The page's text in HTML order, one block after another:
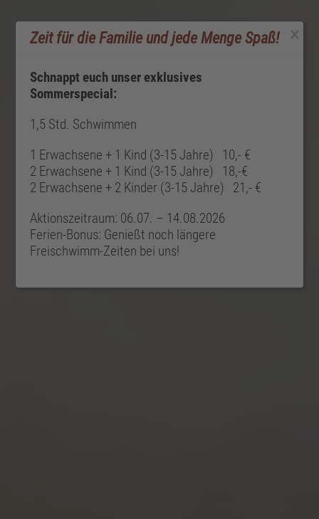
Zeit für die Familie und jede Menge Spaß! ×
Schnappt euch unser exklusives
Sommerspecial:
1,5 Std. Schwimmen
1 Erwachsene + 1 Kind (3-15 Jahre) 10,- €
2 Erwachsene + 1 Kind (3-15 Jahre) 18,-€
2 Erwachsene + 2 Kinder (3-15 Jahre) 21,- €
Aktionszeitraum: 06.07. – 14.08.2026
Ferien-Bonus: Genießt noch längere
Freischwimm-Zeiten bei uns!